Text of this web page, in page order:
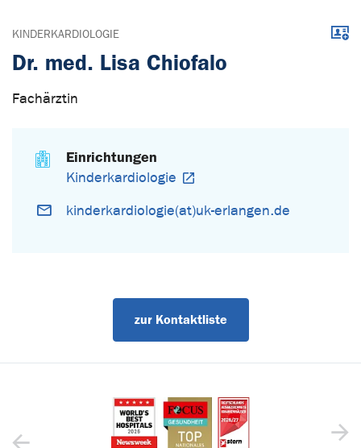
KINDERKARDIOLOGIE
Dr. med. Lisa Chiofalo
Fachärztin
Einrichtungen
Kinderkardiologie
kinderkardiologie(at)uk-erlangen.de
zur Kontaktliste